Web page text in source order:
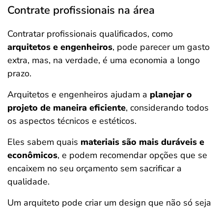
Contrate profissionais na área
Contratar profissionais qualificados, como
arquitetos e engenheiros, pode parecer um gasto
extra, mas, na verdade, é uma economia a longo
prazo.
Arquitetos e engenheiros ajudam a planejar o
projeto de maneira eficiente, considerando todos
os aspectos técnicos e estéticos.
Eles sabem quais materiais são mais duráveis e
econômicos, e podem recomendar opções que se
encaixem no seu orçamento sem sacrificar a
qualidade.
Um arquiteto pode criar um design que não só seja